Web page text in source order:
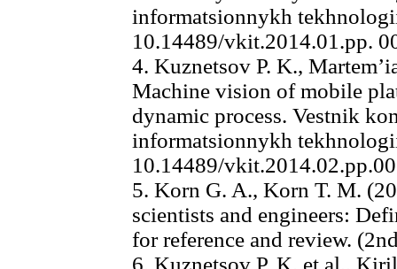
informatsionnykh
10.14489/vkit.2014.01.pp.
4. Kuznetsov P. K.,
Machine vision of mobile
dynamic process. Vestnik
informatsionnykh
10.14489/
5. Korn G. A., Korn T. M.
scientists and engineers:
for reference and review.